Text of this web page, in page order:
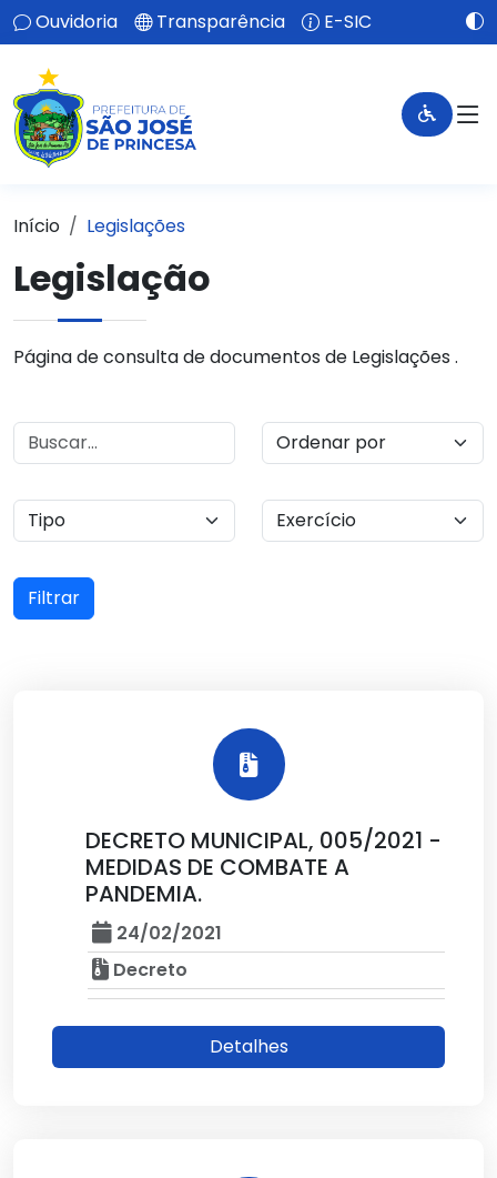
Ouvidoria Transparência E-SIC
Início Legislações
Legislação
Página de consulta de documentos de Legislações .
Filtrar
DECRETO MUNICIPAL, 005/2021 -
MEDIDAS DE COMBATE A
PANDEMIA.
24/02/2021
Decreto
Detalhes